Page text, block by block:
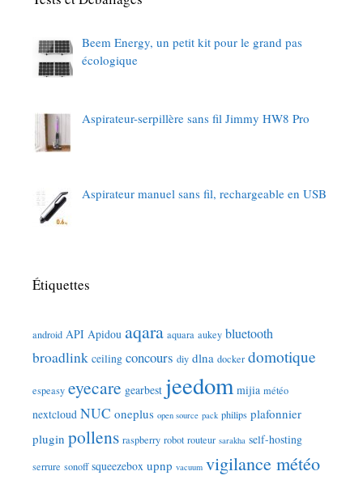
Beem Energy, un petit kit pour le grand pas
écologique
Aspirateur-serpillère sans fil Jimmy HW8 Pro
Aspirateur manuel sans fil, rechargeable en USB
Étiquettes
android API Apidou aqara aquara aukey bluetooth
broadlink ceiling concours diy dlna docker domotique
espeasy eyecare gearbest jeedom mijia météo
nextcloud NUC oneplus open source pack philips plafonnier
plugin pollens raspberry robot routeur sarakha self-hosting
serrure sonoff squeezebox upnp vacuum vigilance météo